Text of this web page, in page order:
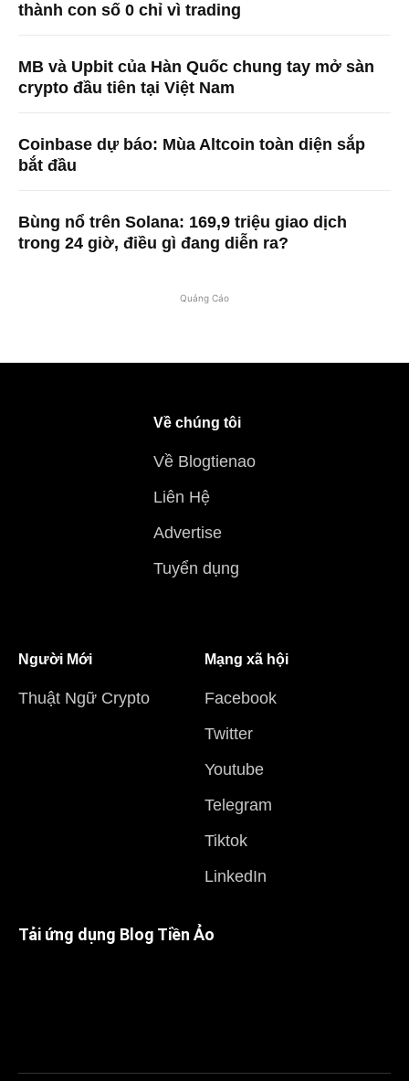
thành con số 0 chỉ vì trading
MB và Upbit của Hàn Quốc chung tay mở sàn
crypto đầu tiên tại Việt Nam
Coinbase dự báo: Mùa Altcoin toàn diện sắp
bắt đầu
Bùng nổ trên Solana: 169,9 triệu giao dịch
trong 24 giờ, điều gì đang diễn ra?
Quảng Cáo
Về chúng tôi
Về Blogtienao
Liên Hệ
Advertise
Tuyển dụng
Người Mới
Thuật Ngữ Crypto
Mạng xã hội
Facebook
Twitter
Youtube
Telegram
Tiktok
LinkedIn
Tải ứng dụng Blog Tiền Ảo